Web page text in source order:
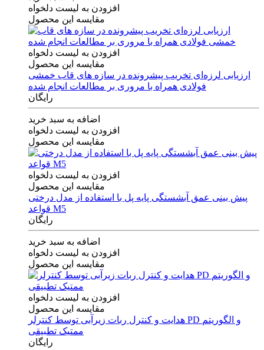
افزودن به لیست دلخواه
مقایسه این محصول
افزودن به لیست دلخواه
مقایسه این محصول
ارزیابی لرزه‌ای تخریب پیشرونده در سازه های قاب خمشی
فولادی همراه با مروری بر مطالعات انجام شده
رایگان
اضافه به سبد خرید
افزودن به لیست دلخواه
مقایسه این محصول
افزودن به لیست دلخواه
مقایسه این محصول
پیش بینی عمق آبشستگی پایه پل با استفاده از مدل درختی
قواعد M5
رایگان
اضافه به سبد خرید
افزودن به لیست دلخواه
مقایسه این محصول
افزودن به لیست دلخواه
مقایسه این محصول
هدایت و کنترل ربات زیرآبی توسط کنترلر PD و الگوریتم
ممتیک تطبیقی
رایگان